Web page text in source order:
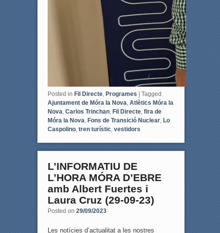
Posted in Fil Directe, Programes
Tagged
Ajuntament de Móra la Nova, Atlètics Móra la
Nova, Carlos Trinchan, Fil Directe, fira de
Móra la Nova, Fons de Transició Nuclear, Lo
Caspolino, tren turístic, vestidors
L’INFORMATIU DE
L’HORA MÓRA D’EBRE
amb Albert Fuertes i
Laura Cruz (29-09-23)
Posted on 29/09/2023
Les notícies d’actualitat a les nostres